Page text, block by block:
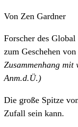
Von Zen Gardner
Forscher des
zum Geschehen
Zusammenhang mit
Anm.d.Ü.)
Die große Spitze
Zufall sein kann.